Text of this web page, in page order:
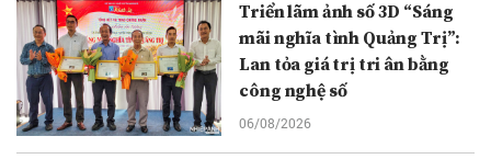
Triển lãm ảnh số 3D “Sáng
mãi nghĩa tình Quảng Trị”:
Lan tỏa giá trị tri ân bằng
công nghệ số
06/08/2026